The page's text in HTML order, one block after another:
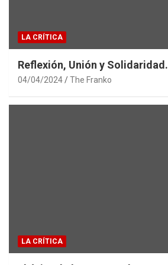
LA CRÍTICA
Reflexión, Unión y Solidaridad.
04/04/2024 The Franko
LA CRÍTICA